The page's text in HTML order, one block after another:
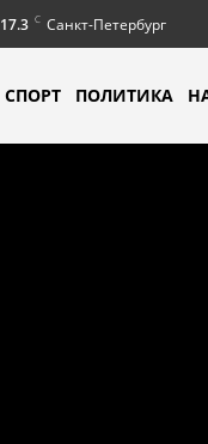
17.3 C Санкт-Петербург
СПОРТ ПОЛИТИКА